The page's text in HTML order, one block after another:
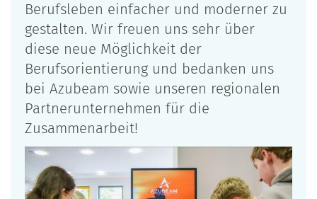
Berufsleben einfacher und moderner zu
gestalten. Wir freuen uns sehr über
diese neue Möglichkeit der
Berufsorientierung und bedanken uns
bei Azubeam sowie unseren regionalen
Partnerunternehmen für die
Zusammenarbeit!